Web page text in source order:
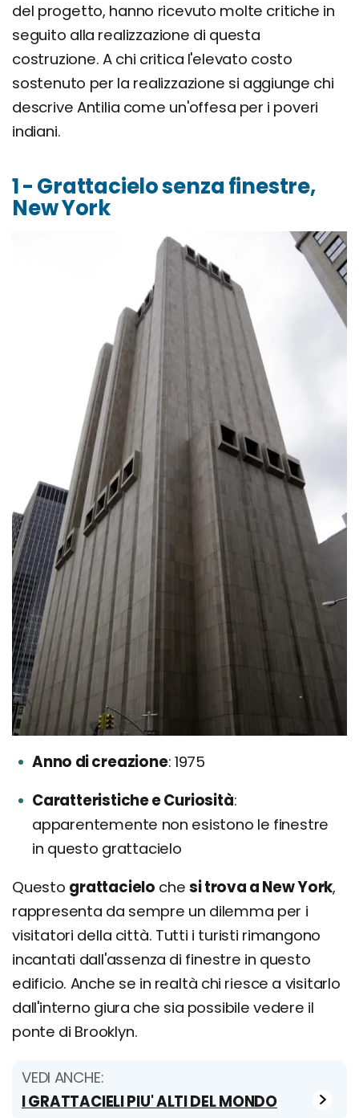
del progetto, hanno ricevuto molte critiche in
seguito alla realizzazione di questa
costruzione. A chi critica l'elevato costo
sostenuto per la realizzazione si aggiunge chi
descrive Antilia come un'offesa per i poveri
indiani.
1 - Grattacielo senza finestre,
New York
Anno di creazione 1975
Caratteristiche e Curiosità
apparentemente non esistono le finestre
in questo grattacielo
Questo grattacielo che si trova a New York,
rappresenta da sempre un dilemma per i
visitatori della città. Tutti i turisti rimangono
incantati dall'assenza di finestre in questo
edificio. Anche se in realtà chi riesce a visitarlo
dall'interno giura che sia possibile vedere il
ponte di Brooklyn.
VEDI ANCHE:
I GRATTACIELI PIU' ALTI DEL MONDO